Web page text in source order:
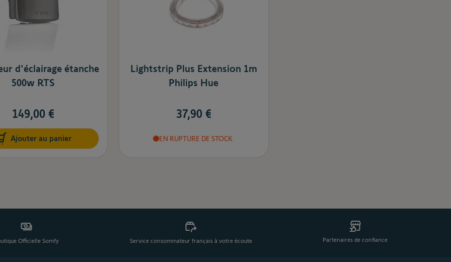
d'éclairage étanche
500w RTS
149,00 €
Ajouter au panier
Lightstrip Plus Extension 1m
Philips Hue
37,90 €
EN RUPTURE DE STOCK
Officielle Somfy Service consommateur français à votre écoute Partenaires de confiance